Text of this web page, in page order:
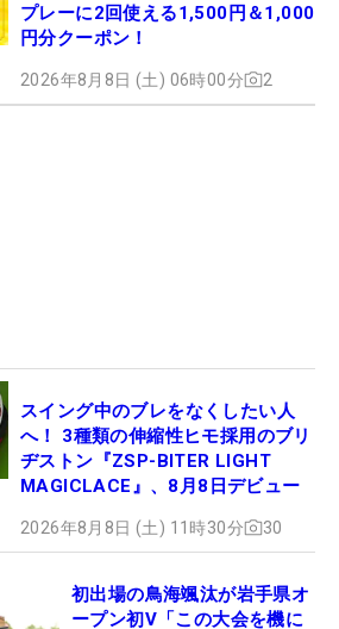
プレーに2回使える1,500円＆1,000
円分クーポン！
2026年8月8日 (土) 06時00分 2
スイング中のブレをなくしたい人
へ！ 3種類の伸縮性ヒモ採用のブリ
ヂストン『ZSP-BITER LIGHT
MAGICLACE』、8月8日デビュー
2026年8月8日 (土) 11時30分 30
初出場の鳥海颯汰が岩手県オ
ープン初V「この大会を機に